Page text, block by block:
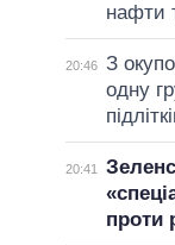
нафти
20:46 З
одну
20:41
проти